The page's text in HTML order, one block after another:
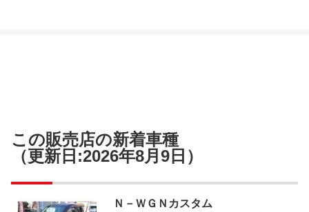
この販売店の新着車種
（更新日:2026年8月9日）
Ｎ－ＷＧＮカスタム